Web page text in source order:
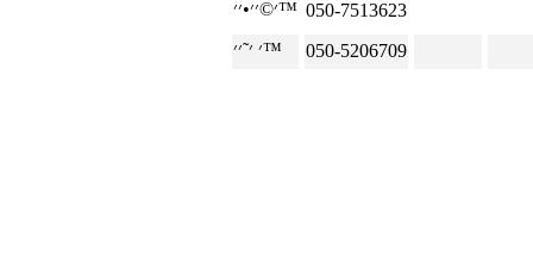
׳©׳׳•׳׳™ 050-7513623
׳ ׳˜׳׳™
050-5206709